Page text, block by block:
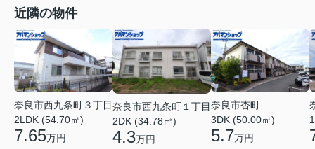
近隣の物件
奈良市西九条町３丁目
2LDK (54.70㎡)
7.65万円
奈良市西九条町１丁目
2DK (34.78㎡)
4.3万円
奈良市杏町
3DK (50.00㎡)
5.7万円